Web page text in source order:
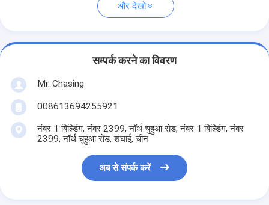
और देखो
सम्पर्क करने का विवरण
Mr. Chasing
008613694255921
नंबर 1 बिल्डिंग, नंबर 2399, नॉर्थ चुहुआ रोड, नंबर 1 बिल्डिंग, नंबर
2399, नॉर्थ चुहुआ रोड, शंघाई, चीन
अब से संपर्क करें